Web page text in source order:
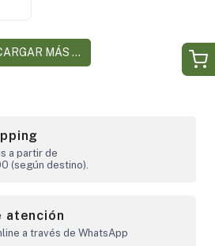
MÁS ...
a partir de
(según destino).
atención
a través de WhatsApp